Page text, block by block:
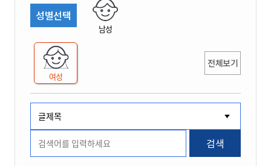
성별선택
남성
여성
전체보기
검색